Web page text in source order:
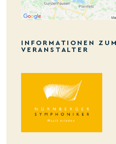
INFORMATIONEN ZUM
VERANSTALTER